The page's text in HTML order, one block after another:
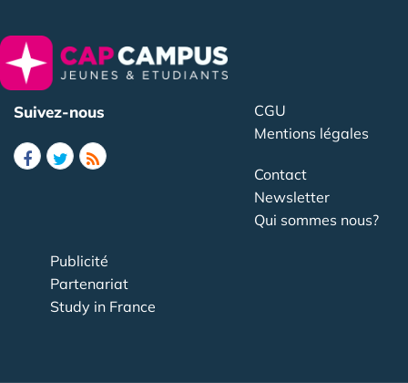
Suivez-nous
CGU
Mentions légales
Contact
Newsletter
Qui sommes nous?
Publicité
Partenariat
Study in France